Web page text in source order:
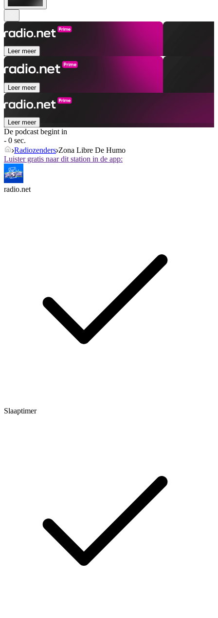
Leer meer
Leer meer
Leer meer
De podcast begint in
- 0 sec.
Radiozenders Zona Libre De Humo
Luister gratis naar dit station in de app:
radio.net
Slaaptimer